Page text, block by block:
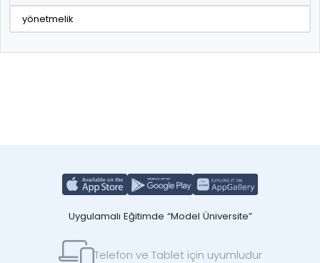
yönetmelik
Uygulamalı Eğitimde “Model Üniversite”
Telefon ve Tablet için uyumludur